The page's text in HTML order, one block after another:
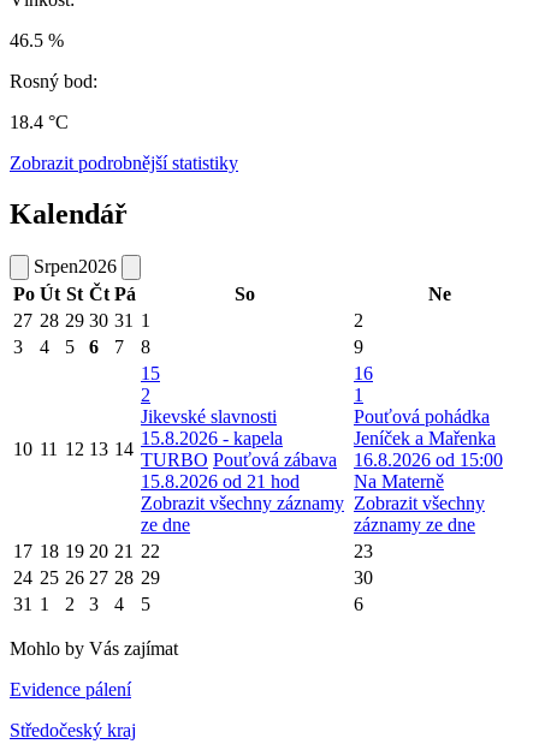
46.5 %
Rosný bod:
18.4 °C
Zobrazit podrobnější statistiky
Kalendář
Srpen2026
Po Út St Čt Pá So
Ne
27 28 29 30 31 1
2
3
4 5 6 7 8 9
10 11 12 13 14
15
2
Jikevské slavnosti
15.8.2026 - kapela
TURBO Pouťová zábava
15.8.2026 od 21 hod
Zobrazit všechny záznamy
ze dne
16
1
Pouťová pohádka
Jeníček a Mařenka
16.8.2026 od 15:00
Na Materně
Zobrazit všechny
záznamy ze dne
17 18 19 20 21 22
23
24 25 26 27 28 29
30
31 1 2 3 4 5 6
Mohlo by Vás zajímat
Evidence pálení
Středočeský kraj